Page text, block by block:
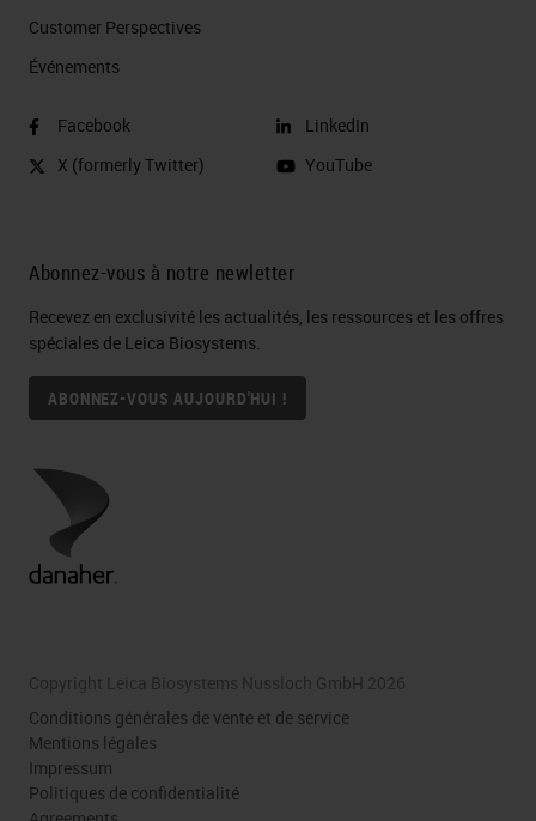
Customer Perspectives​
Événements
Facebook
X (formerly Twitter)
LinkedIn
YouTube
Abonnez-vous à notre newletter
Recevez en exclusivité les actualités, les ressources et les offres
spéciales de Leica Biosystems.
ABONNEZ-VOUS AUJOURD'HUI !
Copyright Leica Biosystems Nussloch GmbH 2026
Conditions générales de vente et de service
Mentions légales
Impressum
Politiques de confidentialité